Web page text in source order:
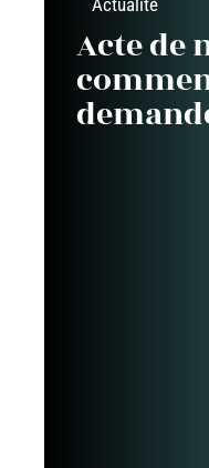
Actualité
Acte de